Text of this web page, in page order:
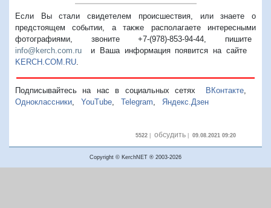
Если Вы стали свидетелем происшествия, или знаете о
предстоящем событии, а также располагаете интересными
фотографиями, звоните +7-(978)-853-94-44, пишите
info@kerch.com.ru и Ваша информация появится на сайте
KERCH.COM.RU.
Подписывайтесь на нас в социальных сетях ВКонтакте,
Одноклассники, YouTube, Telegram, Яндекс.Дзен
5522| обсудить| 09.08.2021 09:20
Copyright © KerchNET ® 2003-2026